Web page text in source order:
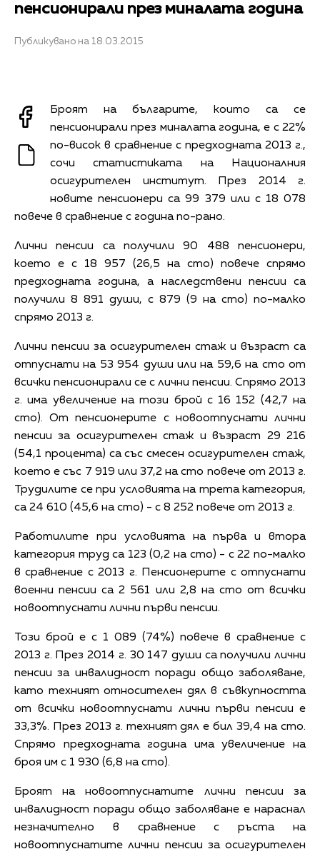
пенсионирали през миналата година
Публикувано на 18.03.2015
Броят на българите, които са се
пенсионирали през миналата година, е с 22%
по-висок в сравнение с предходната 2013 г.,
сочи статистиката на Националния
осигурителен институт. През 2014 г.
новите пенсионери са 99 379 или с 18 078
повече в сравнение с година по-рано.
Лични пенсии са получили 90 488 пенсионери,
което е с 18 957 (26,5 на сто) повече спрямо
предходната година, а наследствени пенсии са
получили 8 891 души, с 879 (9 на сто) по-малко
спрямо 2013 г.
Лични пенсии за осигурителен стаж и възраст са
отпуснати на 53 954 души или на 59,6 на сто от
всички пенсионирали се с лични пенсии. Спрямо 2013
г. има увеличение на този брой с 16 152 (42,7 на
сто). От пенсионерите с новоотпуснати лични
пенсии за осигурителен стаж и възраст 29 216
(54,1 процента) са със смесен осигурителен стаж,
което е със 7 919 или 37,2 на сто повече от 2013 г.
Трудилите се при условията на трета категория,
са 24 610 (45,6 на сто) - с 8 252 повече от 2013 г.
Работилите при условията на първа и втора
категория труд са 123 (0,2 на сто) - с 22 по-малко
в сравнение с 2013 г. Пенсионерите с отпуснати
военни пенсии са 2 561 или 2,8 на сто от всички
новоотпуснати лични първи пенсии.
Този брой е с 1 089 (74%) повече в сравнение с
2013 г. През 2014 г. 30 147 души са получили лични
пенсии за инвалидност поради общо заболяване,
като техният относителен дял в съвкупността
от всички новоотпуснати лични първи пенсии е
33,3%. През 2013 г. техният дял е бил 39,4 на сто.
Спрямо предходната година има увеличение на
броя им с 1 930 (6,8 на сто).
Броят на новоотпуснатите лични пенсии за
инвалидност поради общо заболяване е нараснал
незначително в сравнение с ръста на
новоотпуснатите лични пенсии за осигурителен